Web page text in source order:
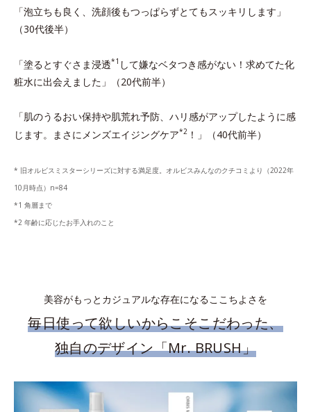
「泡立ちも良く、洗顔後もつっぱらずとてもスッキリします」
（30代後半）
「塗るとすぐさま浸透*1 して嫌なベタつき感がない！求めてた化
粧水に出会えました」（20代前半）
「肌のうるおい保持や肌荒れ予防、ハリ感がアップしたように感
じます。まさにメンズエイジングケア*2 ！」（40代前半）
* 旧オルビスミスターシリーズに対する満足度。オルビスみんなのクチコミより（2022年
10月時点）n=84
*1 角層まで
*2 年齢に応じたお手入れのこと
美容がもっとカジュアルな存在になるここちよさを
毎日使って欲しいからこそこだわった、
独自のデザイン「Mr. BRUSH」